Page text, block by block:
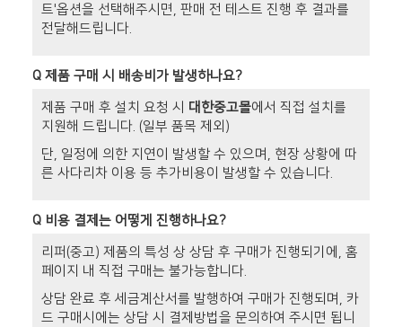
트'옵션을 선택해주시면, 판매 전 테스트 진행 후 결과를
전달해드립니다.
Q제품 구매 시 배송비가 발생하나요?
제품 구매 후 설치 요청 시 대한중고몰에서 직접 설치를
지원해 드립니다. (일부 품목 제외)
단, 일정에 의한 지연이 발생할 수 있으며, 현장 상황에 따
른 사다리차 이용 등 추가비용이 발생할 수 있습니다.
Q비용 결제는 어떻게 진행하나요?
리퍼(중고) 제품의 특성 상 상담 후 구매가 진행되기에, 홈
페이지 내 직접 구매는 불가능합니다.
상담 완료 후 세금계산서를 발행하여 구매가 진행되며, 카
드 구매시에는 상담 시 결제방법을 문의하여 주시면 됩니